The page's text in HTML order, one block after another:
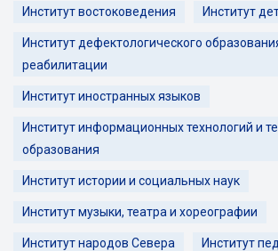
Институт востоковедения Институт
Институт дефектологического
реабилитации
Институт иностранных языков
Институт информационных технологий и
образования
Институт истории и социальных наук
Институт музыки, театра и хореографии
Институт народов Севера Институт